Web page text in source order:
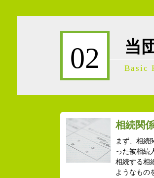
02 当
Basic
相続関
まず、相続
った被相続
相続する相
ようなもの